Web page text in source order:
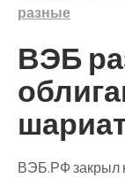
разные
ВЭБ
ВЭБ.РФ закрыл